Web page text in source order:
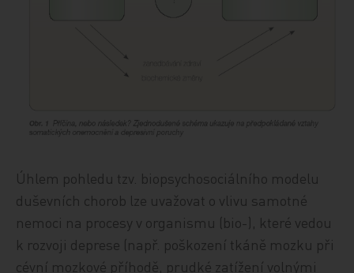
Úhlem pohledu tzv. biopsychosociálního modelu
duševních chorob lze uvažovat o vlivu samotné
nemoci na procesy v organismu (bio-), které vedou
k rozvoji deprese (např. poškození tkáně mozku při
cévní mozkové příhodě, prudké zatížení volnými